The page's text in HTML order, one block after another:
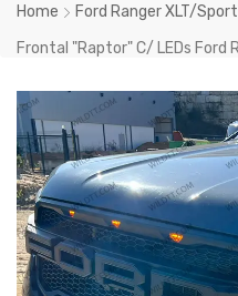
Home Ford Ranger XLT/
Frontal "Raptor" C/ LEDs